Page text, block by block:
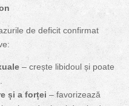
de deficit confirmat
– crește libidoul și poate
și a forței – favorizează